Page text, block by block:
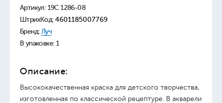
Артикул: 19С 1286-08
ШтрихКод: 4601185007769
Бренд: Луч
В упаковке: 1
Описание:
Высококачественная краска для детского творчества,
изготовленная по классической рецептуре. В акварели